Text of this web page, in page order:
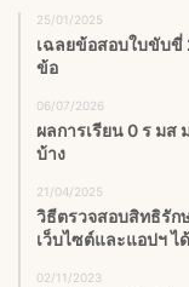
25/01/2025
เฉลยข้อสอบใบขับขี่
ข้อ
06/07/2026
ผลการเรียน 0 ร มส
บ้าง
21/04/2025
วิธีตรวจสอบสิทธิรัก
เว็บไซต์และแอปฯ ไ
02/11/2023